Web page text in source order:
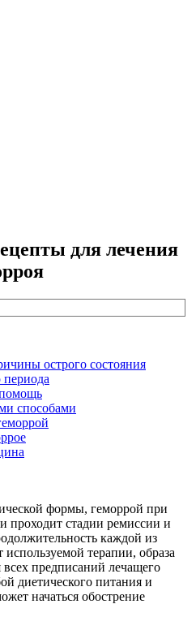
для лечения
острого состояния
способами
формы, геморрой при
проходит стадии ремиссии и
каждой из
терапии, образа
предписаний лечащего
диетического питания и
начаться обострение